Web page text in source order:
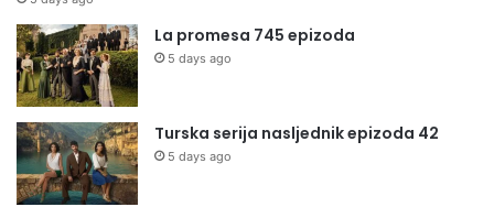
La promesa 745 epizoda
5 days ago
Turska serija nasljednik epizoda 42
5 days ago